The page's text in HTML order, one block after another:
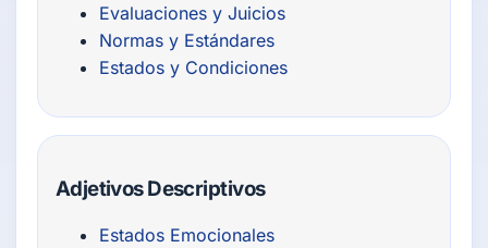
Evaluaciones y Juicios
Normas y Estándares
Estados y Condiciones
Adjetivos Descriptivos
Estados Emocionales